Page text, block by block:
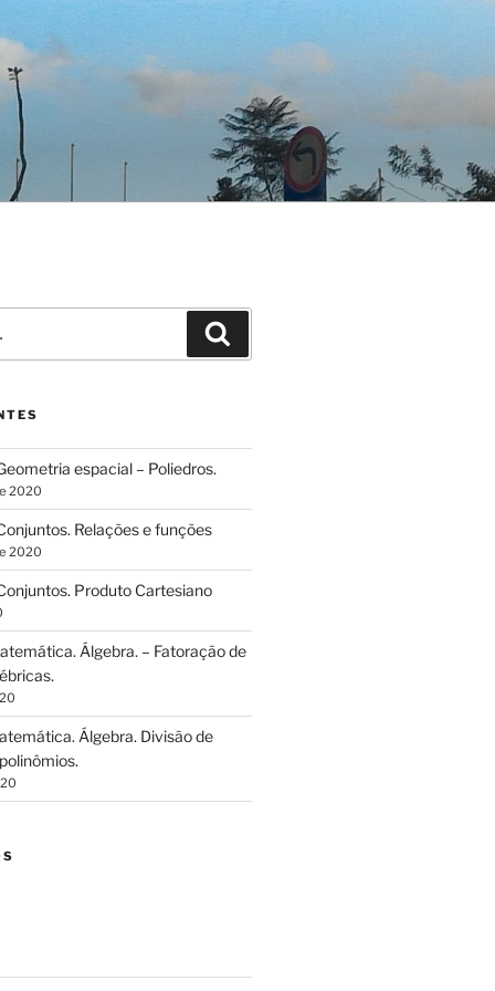
espacial – Poliedros.
2020
Relações e funções
2020
Produto Cartesiano
Álgebra. – Fatoração de
Álgebra. Divisão de